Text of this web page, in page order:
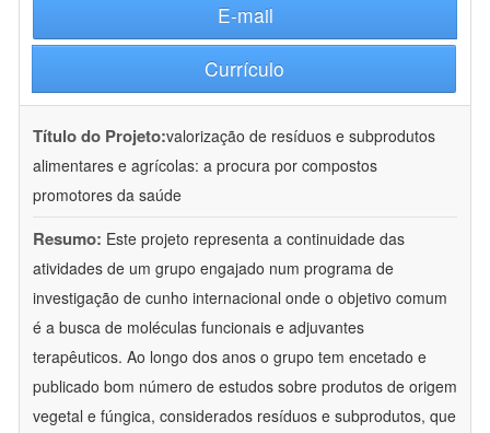
E-mail
Currículo
Título do Projeto:valorização de resíduos e subprodutos
alimentares e agrícolas: a procura por compostos
promotores da saúde
Resumo: Este projeto representa a continuidade das
atividades de um grupo engajado num programa de
investigação de cunho internacional onde o objetivo comum
é a busca de moléculas funcionais e adjuvantes
terapêuticos. Ao longo dos anos o grupo tem encetado e
publicado bom número de estudos sobre produtos de origem
vegetal e fúngica, considerados resíduos e subprodutos, que